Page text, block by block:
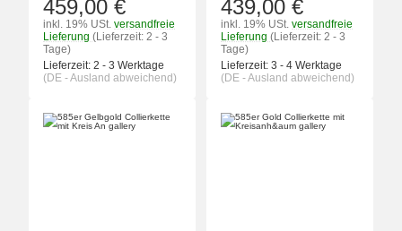
459,00 €
inkl. 19% USt. versandfreie
Lieferung (Lieferzeit: 2 - 3
Tage)
Lieferzeit: 2 - 3 Werktage
(DE - Ausland abweichend)
439,00 €
inkl. 19% USt. versandfreie
Lieferung (Lieferzeit: 2 - 3
Tage)
Lieferzeit: 3 - 4 Werktage
(DE - Ausland abweichend)